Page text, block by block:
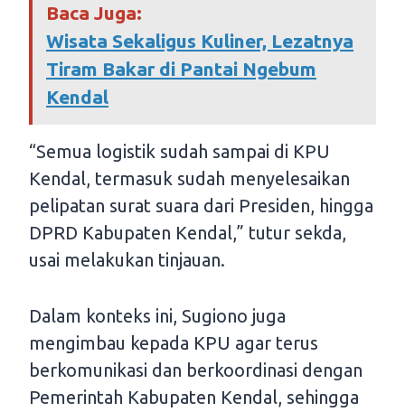
Baca Juga:
Wisata Sekaligus Kuliner, Lezatnya
Tiram Bakar di Pantai Ngebum
Kendal
“Semua logistik sudah sampai di KPU
Kendal, termasuk sudah menyelesaikan
pelipatan surat suara dari Presiden, hingga
DPRD Kabupaten Kendal,” tutur sekda,
usai melakukan tinjauan.
Dalam konteks ini, Sugiono juga
mengimbau kepada KPU agar terus
berkomunikasi dan berkoordinasi dengan
Pemerintah Kabupaten Kendal, sehingga